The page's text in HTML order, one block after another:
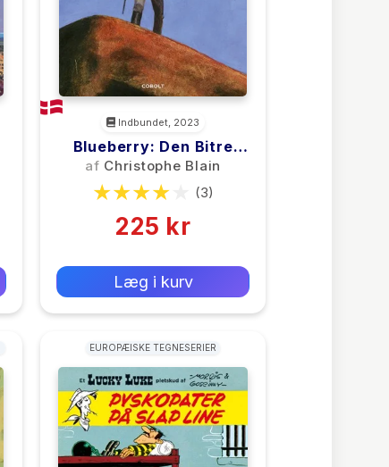
Indbundet, 2023
Blueberry: Den Bitre
Apache – Et
Ekstraordinært Eventyr
af Christophe Blain
(3)
225 kr
Læg i kurv
EUROPÆISKE TEGNESERIER